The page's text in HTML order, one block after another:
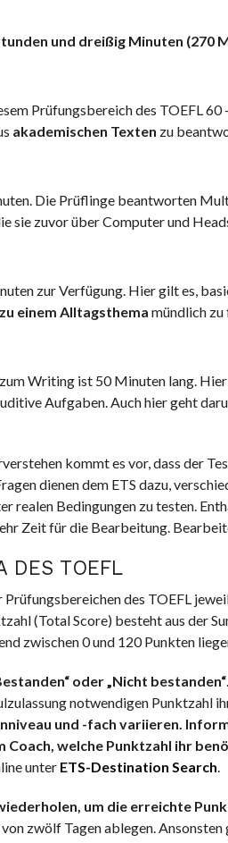
und dreißig Minuten (270
Prüfungsbereich des TOEFL
akademischen Texten zu
Die Prüflinge beantworten
sie zuvor über Computer und
zur Verfügung. Hier gilt es,
einem Alltagsthema mündlich
Writing ist 50 Minuten lang.
Aufgaben. Auch hier geht
kommt es vor, dass der
dienen dem ETS dazu,
realen Bedingungen zu testen.
Zeit für die Bearbeitung.
DES TOEFL
des TOEFL
(Total Score) besteht aus der
zwischen 0 und 120 Punkten
oder „Nicht bestanden“
notwendigen Punktzahl
und -fach variieren.
Coach, welche Punktzahl ihr
unterETS-Destination Search.
, um die erreichte
zwölf Tagen ablegen.